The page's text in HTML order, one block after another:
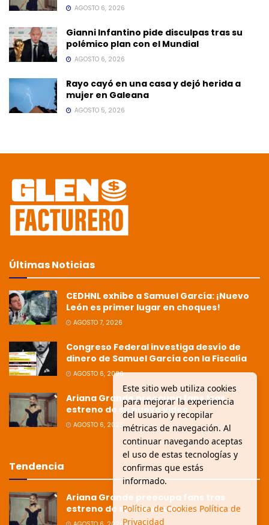
AGOSTO 6, 2026
Gianni Infantino pide disculpas tras su
polémico plan con el Mundial
AGOSTO 6, 2026
Rayo cayó en una casa y dejó herida a
mujer en Galeana
AGOSTO 5, 2026
Últimas Noticias
CEDHNL exhibe a Samuel García: ¡Nuevo
León es primer lugar en choques!
AGOSTO 7, 2026
Congreso Federal investiga desvío de
dinero de Samuel García con la Fiscalía
AGOSTO 6, 2026
Ariana Grande preocupa fans tras
estreno de su nuevo video
AGOSTO 6, 2026
Tendencia
Ariana Grande preocupa fans tras
estreno de su nuevo video
Este sitio web utiliza cookies
para mejorar la experiencia
del usuario y recopilar
métricas de navegación. Al
continuar navegando aceptas
el uso de estas tecnologías y
confirmas que estás
informado.
Política de Cookies Política de
Privacidad